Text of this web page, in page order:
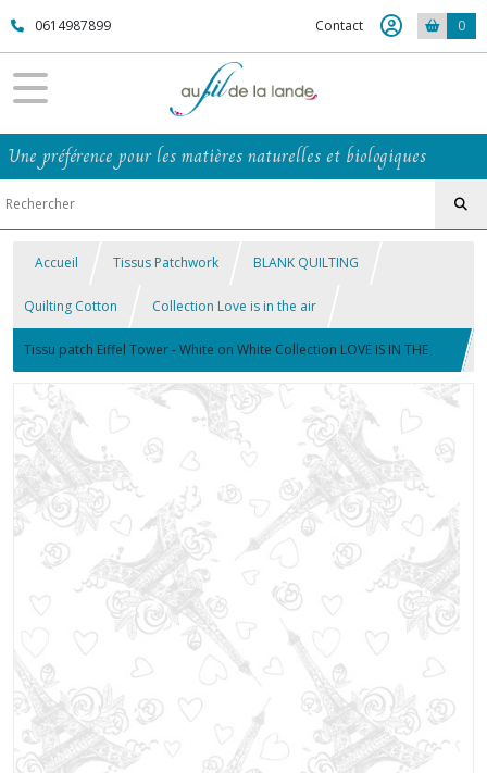
0614987899 Contact 0
Une préférence pour les matières naturelles et biologiques
Accueil Tissus Patchwork BLANK QUILTING
Quilting Cotton Collection Love is in the air
Tissu patch Eiffel Tower - White on White Collection LOVE IS IN THE
AIR 100% coton BLANK QUILTING